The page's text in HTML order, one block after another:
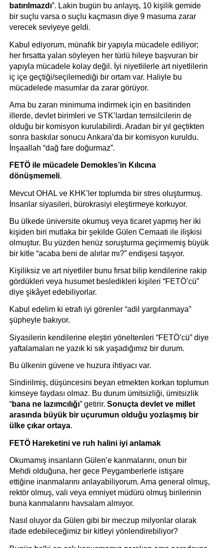
batırılmazdı”. Lakin bugün bu anlayış, 10 kişilik gemide
bir suçlu varsa o suçlu kaçmasın diye 9 masuma zarar
verecek seviyeye geldi.
Kabul ediyorum, münafık bir yapıyla mücadele ediliyor;
her fırsatta yalan söyleyen her türlü hileye başvuran bir
yapıyla mücadele kolay değil. İyi niyetlilerle art niyetlilerin
iç içe geçtiği/seçilemediği bir ortam var. Haliyle bu
mücadelede masumlar da zarar görüyor.
Ama bu zararı minimuma indirmek için en basitinden
illerde, devlet birimleri ve STK’lardan temsilcilerin de
olduğu bir komisyon kurulabilirdi. Aradan bir yıl geçtikten
sonra baskılar sonucu Ankara’da bir komisyon kuruldu.
İnşaallah “dağ fare doğurmaz”.
FETÖ ile mücadele Demokles’in Kılıcına
dönüşmemeli.
Mevcut OHAL ve KHK’ler toplumda bir stres oluşturmuş.
İnsanlar siyasileri, bürokrasiyi eleştirmeye korkuyor.
Bu ülkede üniversite okumuş veya ticaret yapmış her iki
kişiden biri mutlaka bir şekilde Gülen Cemaati ile ilişkisi
olmuştur. Bu yüzden henüz soruşturma geçirmemiş büyük
bir kitle “acaba beni de alırlar mı?” endişesi taşıyor.
Kişiliksiz ve art niyetliler bunu fırsat bilip kendilerine rakip
gördükleri veya husumet besledikleri kişileri “FETÖ’cü”
diye şikâyet edebiliyorlar.
Kabul edelim ki etrafı iyi görenler “adil yargılanmaya”
şüpheyle bakıyor.
Siyasilerin kendilerine eleştiri yöneltenleri “FETÖ’cü” diye
yaftalamaları ne yazık ki sık yaşadığımız bir durum.
Bu ülkenin güvene ve huzura ihtiyacı var.
Sindirilmiş, düşüncesini beyan etmekten korkan toplumun
kimseye faydası olmaz. Bu durum ümitsizliği, ümitsizlik
“bana ne lazımcılığı” getirir. Sonuçta devlet ve millet
arasında büyük bir uçurumun olduğu yozlaşmış bir
ülke çıkar ortaya.
FETÖ Hareketini ve ruh halini iyi anlamak
Okumamış insanların Gülen’e kanmalarını, onun bir
Mehdi olduğuna, her gece Peygamberlerle istişare
ettiğine inanmalarını anlayabiliyorum. Ama general olmuş,
rektör olmuş, vali veya emniyet müdürü olmuş birilerinin
buna kanmalarını havsalam almıyor.
Nasıl oluyor da Gülen gibi bir meczup milyonlar olarak
ifade edebileceğimiz bir kitleyi yönlendirebiliyor?